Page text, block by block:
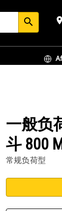
search place
一般负
斗 800
常规负荷型